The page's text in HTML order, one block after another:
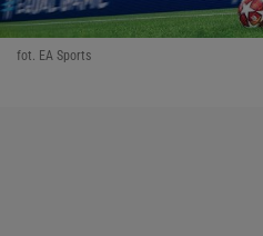
fot. EA Sports